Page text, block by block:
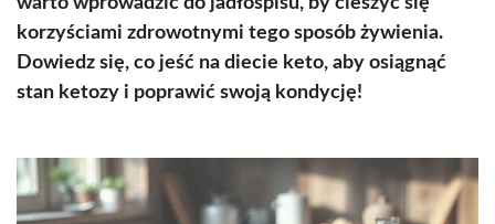
korzyściami zdrowotnymi tego sposób żywienia.
Dowiedz się, co jeść na diecie keto, aby osiągnąć
stan ketozy i poprawić swoją kondycję!